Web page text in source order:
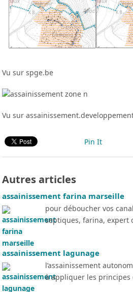
Vu sur spge.be
Vu sur
Pin It
Autres articles
assainissement farina marseille
pour déboucher vos
septiques, farina, expert
assainissement lagunage
l’assainissement
à appliquer les principes